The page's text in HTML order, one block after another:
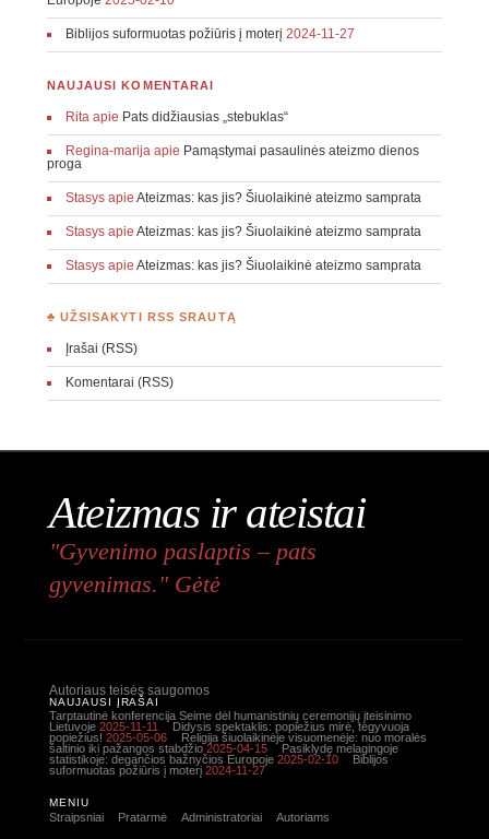
Biblijos suformuotas požiūris į moterį 2024-11-27
NAUJAUSI KOMENTARAI
Ritaapie Pats didžiausias „stebuklas“
Regina-marijaapie Pamąstymai pasaulinės ateizmo dienos
proga
Stasysapie Ateizmas: kas jis? Šiuolaikinė ateizmo samprata
Stasysapie Ateizmas: kas jis? Šiuolaikinė ateizmo samprata
Stasysapie Ateizmas: kas jis? Šiuolaikinė ateizmo samprata
♣ UŽSISAKYTI RSS SRAUTĄ
Įrašai (RSS)
Komentarai (RSS)
Ateizmas ir ateistai
"Gyvenimo paslaptis – pats
gyvenimas." Gėtė
Autoriaus teisės saugomos
NAUJAUSI ĮRAŠAI
Tarptautinė konferencija Seime dėl humanistinių ceremonijų įteisinimo
Lietuvoje 2025-11-11
Didysis spektaklis: popiežius mirė, tegyvuoja
popiežius! 2025-05-06
Religija šiuolaikinėje visuomenėje: nuo moralės
šaltinio iki pažangos stabdžio 2025-04-15
Pasiklydę melagingoje
statistikoje: degančios bažnyčios Europoje 2025-02-10
Biblijos
suformuotas požiūris į moterį 2024-11-27
MENIU
Straipsniai Pratarmė Administratoriai Autoriams